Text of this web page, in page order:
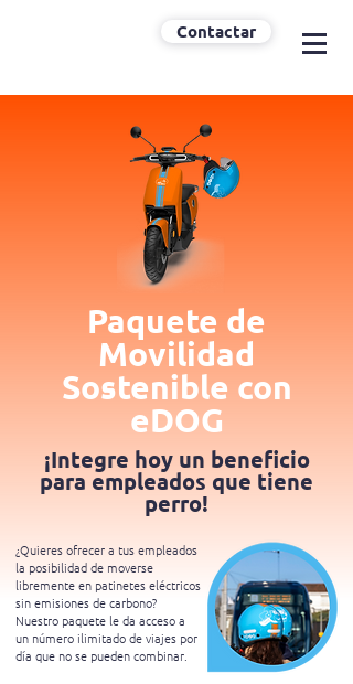
Contactar
Paquete de
Movilidad
Sostenible con
eDOG
¡Integre hoy un beneficio
para empleados que tiene
perro!
¿Quieres ofrecer a tus empleados
la posibilidad de moverse
libremente en patinetes eléctricos
sin emisiones de carbono?
Nuestro paquete le da acceso a
un número ilimitado de viajes por
día que no se pueden combinar.